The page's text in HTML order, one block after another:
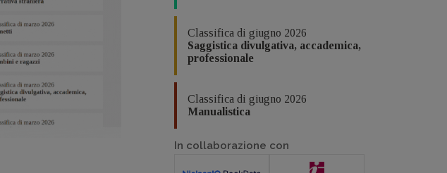
Classifica di giugno 2026
Saggistica divulgativa, accademica,
professionale
Classifica di giugno 2026
Manualistica
In collaborazione con